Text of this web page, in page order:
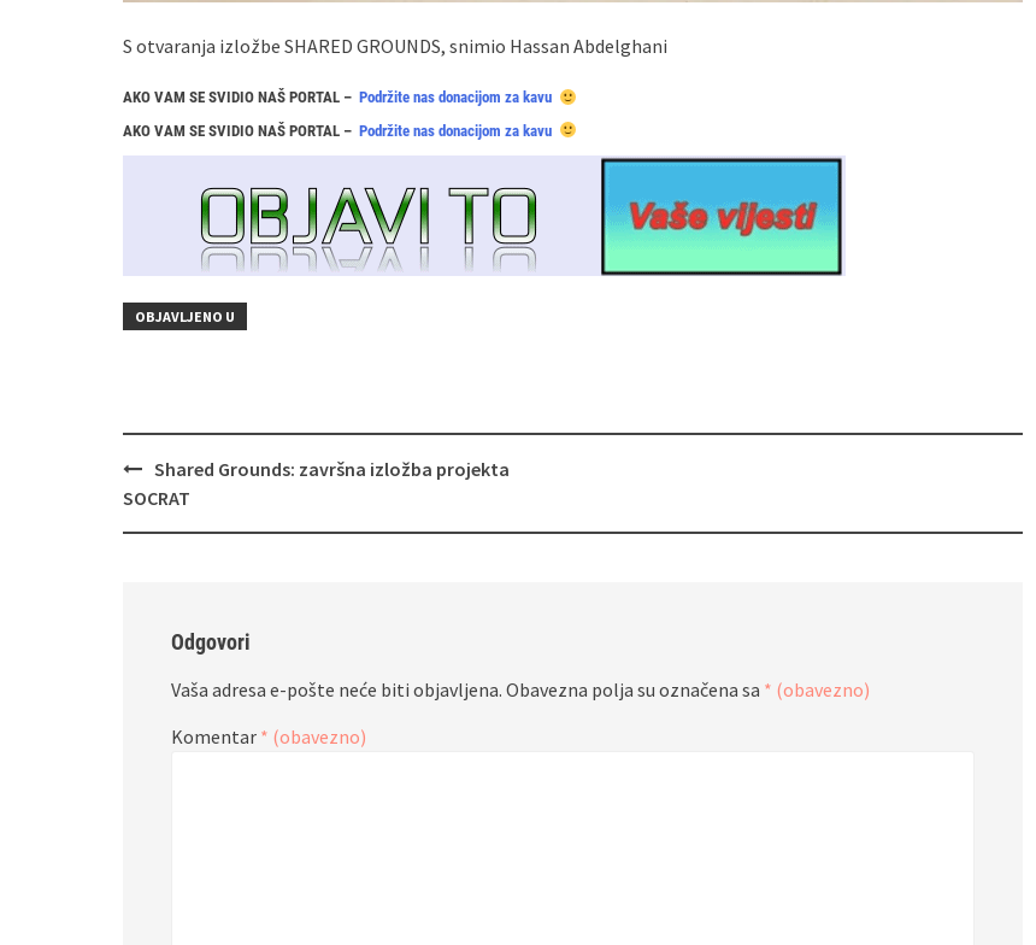
S otvaranja izložbe SHARED GROUNDS, snimio Hassan Abdelghani
AKO VAM SE SVIDIO NAŠ PORTAL – Podržite nas donacijom za kavu
AKO VAM SE SVIDIO NAŠ PORTAL – Podržite nas donacijom za kavu
OBJAVLJENO U
Navigacija
objava
Shared Grounds: završna izložba projekta
SOCRAT
Odgovori
Vaša adresa e-pošte neće biti objavljena. Obavezna polja su označena sa * (obavezno)
Komentar * (obavezno)